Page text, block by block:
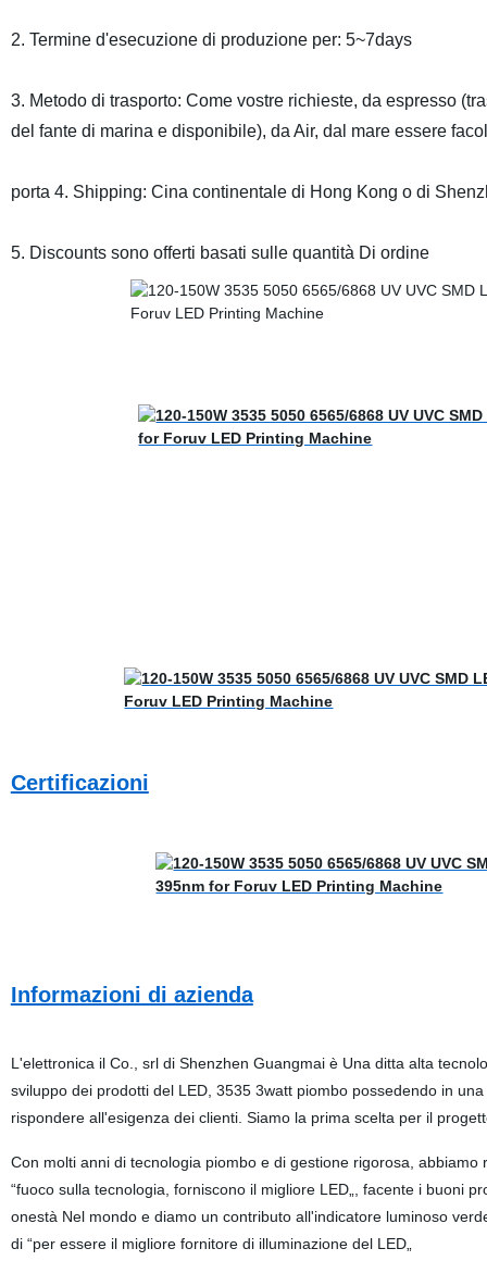
2. Termine d'esecuzione di produzione per: 5~7days
3. Metodo di trasporto: Come vostre richieste, da espresso
del fante di marina e disponibile), da Air, dal mare essere
porta 4. Shipping: Cina continentale di Hong Kong o di
5. Discounts sono offerti basati sulle quantità Di ordine
Certificazioni
Informazioni di azienda
L'elettronica il Co., srl di Shenzhen Guangmai è Una ditta alta
sviluppo dei prodotti del LED, 3535 3watt piombo possedendo in
rispondere all'esigenza dei clienti. Siamo la prima scelta per il
Con molti anni di tecnologia piombo e di gestione rigorosa,
“fuoco sulla tecnologia, forniscono il migliore LED„, facente i buoni
onestà Nel mondo e diamo un contributo all'indicatore luminoso
di “per essere il migliore fornitore di illuminazione del LED„